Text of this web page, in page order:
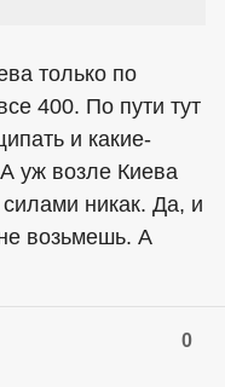
только по
400. По пути тут
и какие-
уж возле Киева
никак. Да, и
возьмешь. А
0